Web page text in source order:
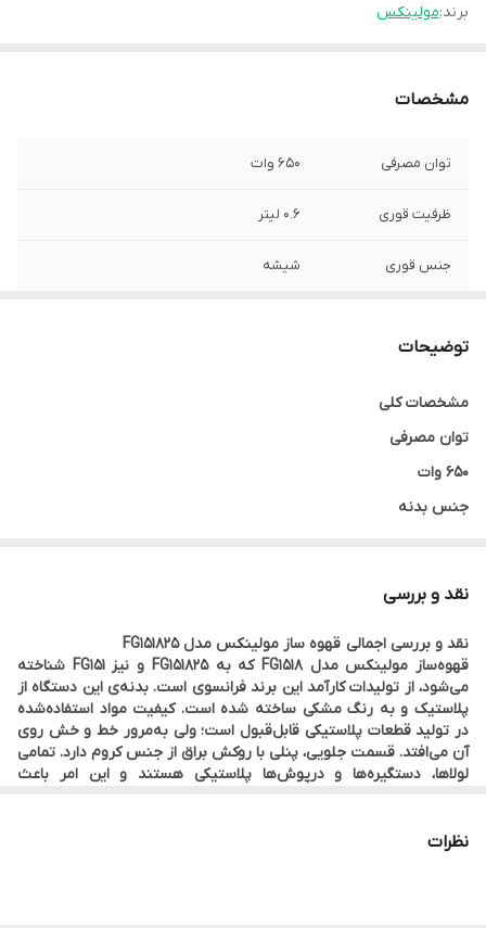
برند:مولینکس
مشخصات
توان مصرفی 650 وات
ظرفیت قوری ۰.۶ لیتر
جنس قوری شیشه
توضیحات
مشخصات کلی
توان مصرفی
650 وات
جنس بدنه
شیشه
نوع فیلتر
دائمی
ظرفیت قوری
۰.۶ لیتر
ظرفیت مخزن آب
سیستم ضد چکه
نقد و بررسی
نقد و بررسی اجمالی قهوه ساز مولینکس مدل FG151825
قهوه‌ساز مولینکس مدل FG1518 که به FG151825 و نیز FG151 شناخته
می‌شود، از تولیدات کارآمد این برند فرانسوی است. بدنه‌ی این دستگاه از
پلاستیک و به رنگ مشکی ساخته ‌شده است. کیفیت مواد استفاده‌شده
در تولید قطعات پلاستیکی قابل‌قبول است؛ ولی به‌مرور خط و خش روی
آن می‌افتد. قسمت جلویی، پنلی با روکش براق از جنس کروم دارد. تمامی
لولاها، دستگیره‌ها و درپوش‌ها پلاستیکی هستند و این امر باعث
نظرات